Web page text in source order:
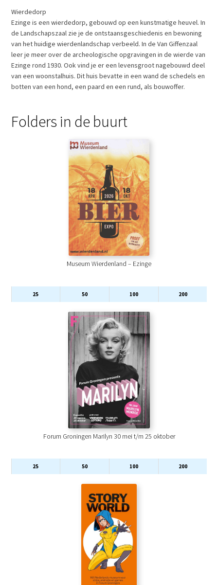
Wierdedorp
Ezinge is een wierdedorp, gebouwd op een kunstmatige heuvel. In
de Landschapszaal zie je de ontstaansgeschiedenis en bewoning
van het huidige wierdenlandschap verbeeld. In de Van Giffenzaal
leer je meer over de archeologische opgravingen in de wierde van
Ezinge rond 1930. Ook vind je er een levensgroot nagebouwd deel
van een woonstalhuis. Dit huis bevatte in een wand de schedels en
botten van een hond, een paard en een rund, als bouwoffer.
Folders in de buurt
Museum Wierdenland – Ezinge
25 50 100 200
Forum Groningen Marilyn 30 mei t/m 25 oktober
25 50 100 200